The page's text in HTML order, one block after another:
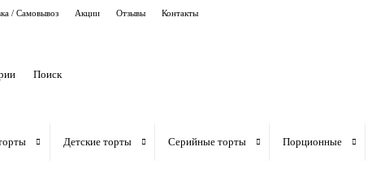
/ Самовывоз Акции Отзывы Контакты
Детские торты Серийные торты Порционные